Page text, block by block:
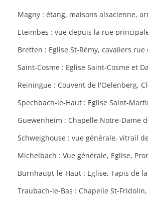
Michelbach : Vue générale, Eglise,